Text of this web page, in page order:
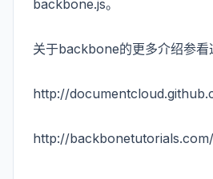
backbone.js。
关于backbone的更多介绍参看
http://
http://backbonetutorials.com/